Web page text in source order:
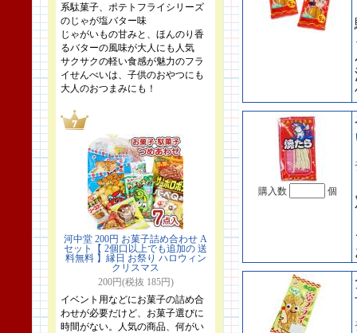
系駄菓子、ポテトフライシリーズ
のじゃが塩バター味
じゃがいもの甘みと、ほんのり香
るバターの風味が大人にも人気
サクサクの軽い食感が魅力のフラ
イせんべいは、子供のおやつにも
大人のおつまみにも！
河中堂 200円 お菓子詰め合わせ A
セット【 2個口以上でも追加の 送
料無料 】縁日 お祭り ハロウィン
クリスマス
200円(税抜 185円)
イベント用などにお菓子の詰め合
わせが必要だけど、お菓子選びに
時間がない。人気の商品、何がい
購入数 個